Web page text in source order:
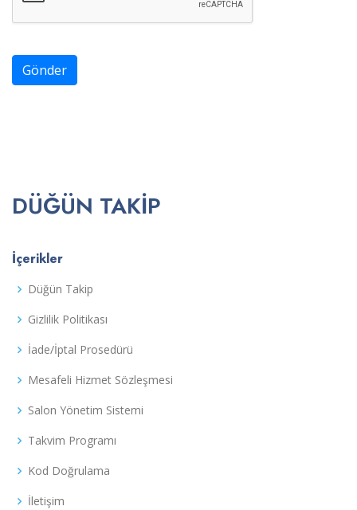
Gönder
DÜĞÜN TAKIP
İçerikler
Düğün Takip
Gizlilik Politikası
İade/İptal Prosedürü
Mesafeli Hizmet Sözleşmesi
Salon Yönetim Sistemi
Takvim Programı
Kod Doğrulama
İletişim